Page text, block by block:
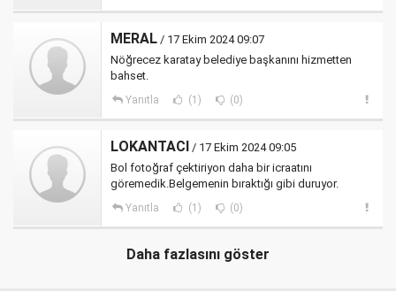
MERAL / 17 Ekim 2024 09:07
Nöğrecez karatay belediye başkanını hizmetten
bahset.
Yanıtla (1) (0)
LOKANTACI / 17 Ekim 2024 09:05
Bol fotoğraf çektiriyon daha bir icraatını
göremedik.Belgemenin bıraktığı gibi duruyor.
Yanıtla (1) (0)
Daha fazlasını göster